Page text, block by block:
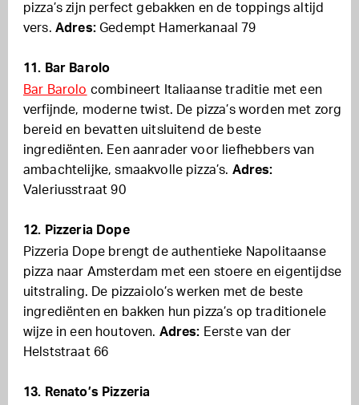
pizza’s zijn perfect gebakken en de toppings altijd
vers. Adres:Gedempt Hamerkanaal 79
11. Bar Barolo
Bar Barolo combineert Italiaanse traditie met een
verfijnde, moderne twist. De pizza’s worden met zorg
bereid en bevatten uitsluitend de beste
ingrediënten. Een aanrader voor liefhebbers van
ambachtelijke, smaakvolle pizza’s. Adres:
Valeriusstraat 90
12. Pizzeria Dope
Pizzeria Dope brengt de authentieke Napolitaanse
pizza naar Amsterdam met een stoere en eigentijdse
uitstraling. De pizzaiolo’s werken met de beste
ingrediënten en bakken hun pizza’s op traditionele
wijze in een houtoven. Adres: Eerste van der
Helststraat 66
13. Renato’s Pizzeria